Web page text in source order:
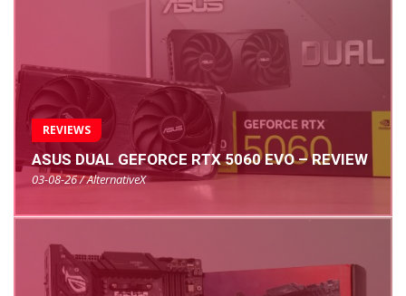
REVIEWS
ASUS DUAL GEFORCE RTX 5060 EVO – REVIEW
03-08-26 / AlternativeX